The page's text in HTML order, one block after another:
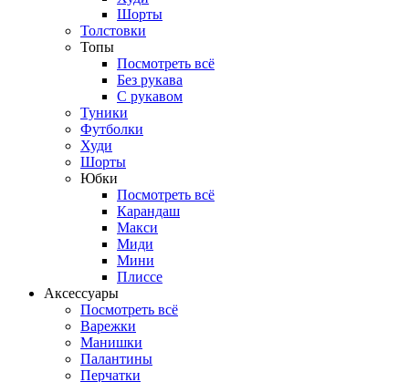
Шорты
Толстовки
Топы
Посмотреть всё
Без рукава
С рукавом
Туники
Футболки
Худи
Шорты
Юбки
Посмотреть всё
Карандаш
Макси
Миди
Мини
Плиссе
Аксессуары
Посмотреть всё
Варежки
Манишки
Палантины
Перчатки